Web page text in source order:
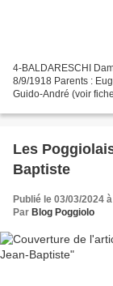
4-BALDARESCHI
8/9/1918 Parents :
Guido-André (voir
Les
Baptiste
Publié le 03/03/2024
Par Blog Poggiolo